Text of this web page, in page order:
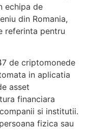
echipa de
din Romania,
referinta pentru
de criptomonede
in aplicatia
asset
financiara
si institutii.
fizica sau